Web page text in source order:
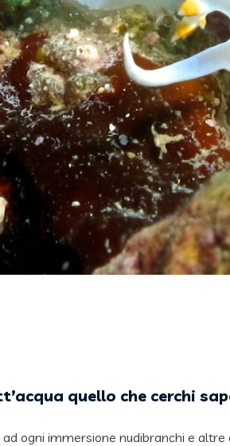
quello che cerchi
ogni immersione nudibranchi e